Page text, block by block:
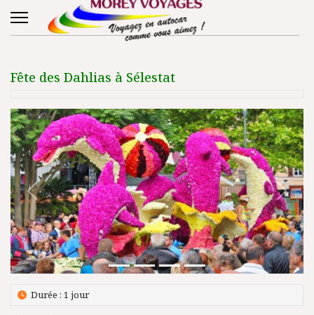
Fête des Dahlias à Sélestat
Précédent Suivant
Durée : 1 jour